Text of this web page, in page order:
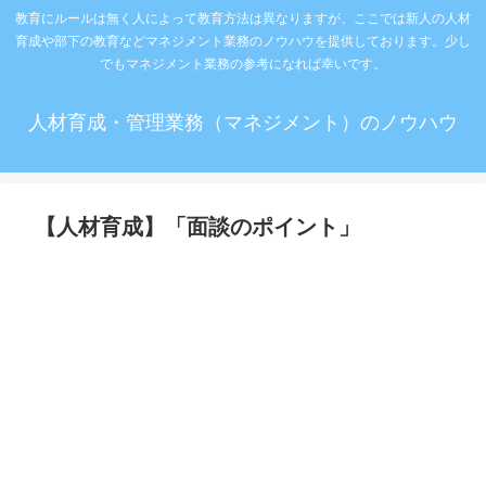
教育にルールは無く人によって教育方法は異なりますが、ここでは新人の人材
育成や部下の教育などマネジメント業務のノウハウを提供しております。少し
でもマネジメント業務の参考になれば幸いです。
人材育成・管理業務（マネジメント）のノウハウ
【人材育成】「面談のポイント」